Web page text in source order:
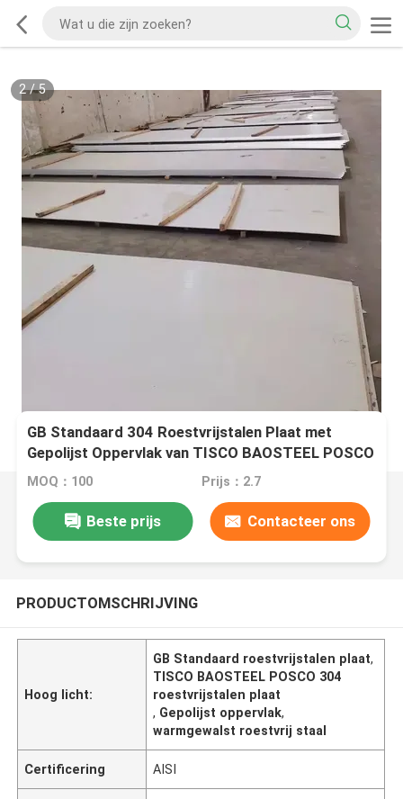
2/5
GB Standaard 304 Roestvrijstalen Plaat met
Gepolijst Oppervlak van TISCO BAOSTEEL POSCO
MOQ：100 Prijs：2.7
Beste prijs Contacteer ons
PRODUCTOMSCHRIJVING
Hoog licht:
GB Standaard roestvrijstalen plaat,
TISCO BAOSTEEL POSCO 304
roestvrijstalen plaat
, Gepolijst oppervlak,
warmgewalst roestvrij staal
Certificering AISI